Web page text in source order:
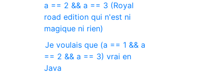
a == 2 && a == 3 (Royal
road edition qui n'est ni
magique ni rien)
Je voulais que (a == 1 && a
== 2 && a == 3) vrai en
Java